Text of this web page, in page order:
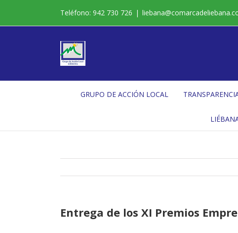
contenido
Teléfono: 942 730 726 |
GRUPO DE ACCIÓN LOCAL
Entrega de los XI Premios